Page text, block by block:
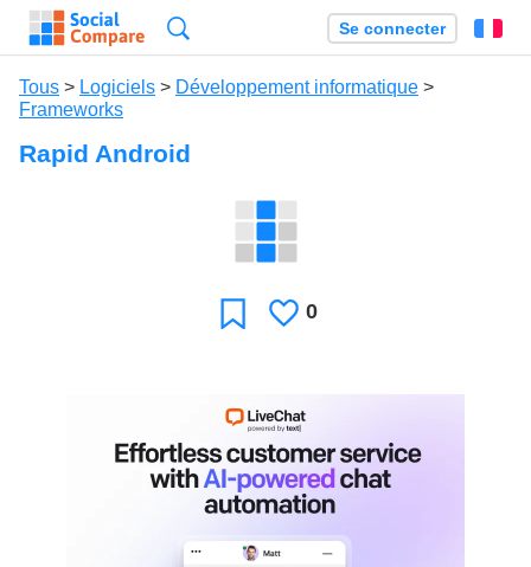
Se connecter
Tous > Logiciels > Développement informatique >
Frameworks
Rapid Android
Favori J'aime
0